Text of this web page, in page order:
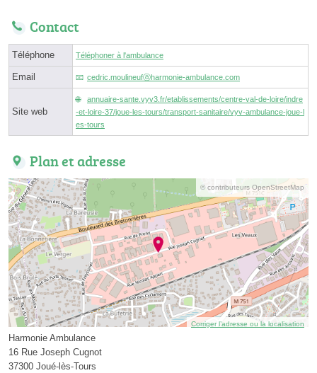
Contact
Téléphone Téléphoner à l'ambulance
Email cedric.moulineufⓐharmonie-ambulance.com
Site web
annuaire-sante.vyv3.fr/etablissements/centre-val-de-loire/indre
-et-loire-37/joue-les-tours/transport-sanitaire/vyv-ambulance-joue-l
es-tours
Plan et adresse
© contributeurs OpenStreetMap
Corriger l’adresse ou la localisation
Harmonie Ambulance
16 Rue Joseph Cugnot
37300 Joué-lès-Tours